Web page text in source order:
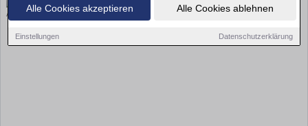
Alle Cookies akzeptieren Alle Cookies ablehnen
Einstellungen Datenschutzerklärung